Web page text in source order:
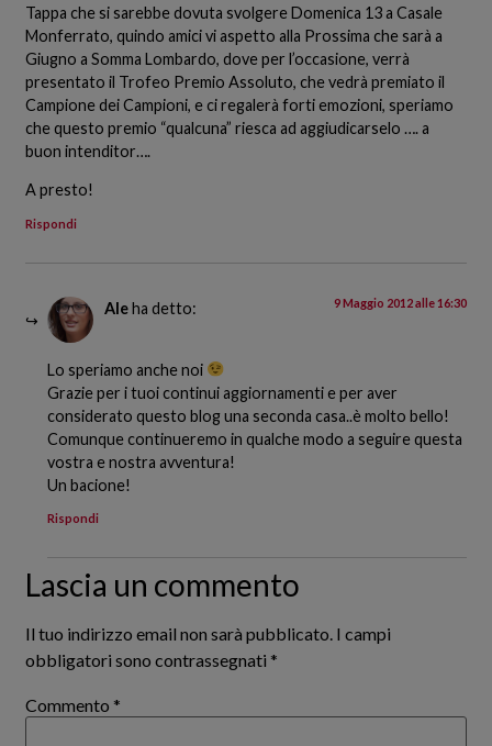
Tappa che si sarebbe dovuta svolgere Domenica 13 a Casale
Monferrato, quindo amici vi aspetto alla Prossima che sarà a
Giugno a Somma Lombardo, dove per l’occasione, verrà
presentato il Trofeo Premio Assoluto, che vedrà premiato il
Campione dei Campioni, e ci regalerà forti emozioni, speriamo
che questo premio “qualcuna” riesca ad aggiudicarselo …. a
buon intenditor….
A presto!
Rispondi
Ale ha detto: 9 Maggio 2012 alle 16:30
Lo speriamo anche noi
Grazie per i tuoi continui aggiornamenti e per aver
considerato questo blog una seconda casa..è molto bello!
Comunque continueremo in qualche modo a seguire questa
vostra e nostra avventura!
Un bacione!
Rispondi
Lascia un commento
Il tuo indirizzo email non sarà pubblicato. I campi
obbligatori sono contrassegnati *
Commento *